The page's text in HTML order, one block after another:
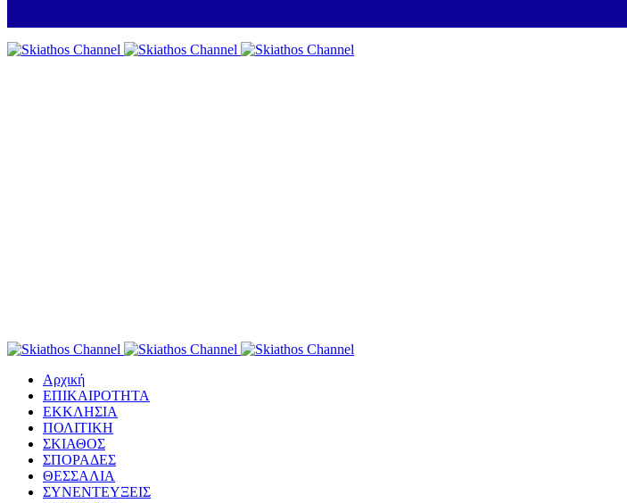
Αρχική
ΕΠΙΚΑΙΡΟΤΗΤΑ
ΕΚΚΛΗΣΙΑ
ΠΟΛΙΤΙΚΗ
ΣΚΙΑΘΟΣ
ΣΠΟΡΑΔΕΣ
ΘΕΣΣΑΛΙΑ
ΣΥΝΕΝΤΕΥΞΕΙΣ